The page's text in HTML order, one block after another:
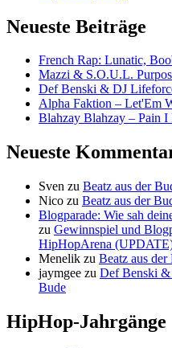
Neueste Beiträge
French Rap: Lunatic,
Mazzi & S.O.U.L.
Def Benski & DJ
Alpha Faktion – Let'Em
Blahzay Blahzay – Pain
Neueste
Sven zu Beatz aus der
Nico zu Beatz aus der
Blogparade: Wie sah
zu Gewinnspiel und
HipHopArena
Menelik zu Beatz aus
jaymgee zu Def Benski &
Bude
HipHop-Jahrgänge